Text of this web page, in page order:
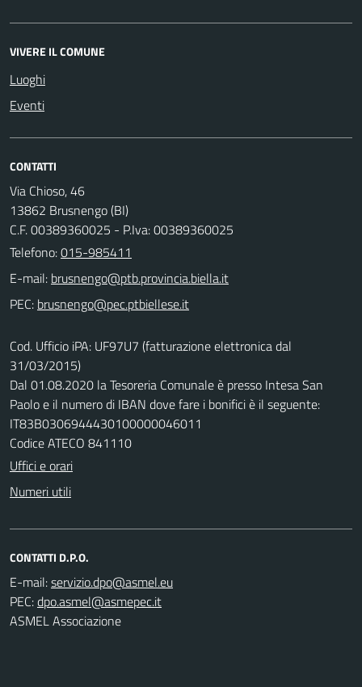
VIVERE IL COMUNE
Luoghi
Eventi
CONTATTI
Via Chioso, 46
13862 Brusnengo (BI)
C.F. 00389360025 - P.Iva: 00389360025
Telefono:015-985411
E-mail:
PEC:
Cod. Ufficio iPA: UF97U7 (fatturazione elettronica dal
31/03/2015)
Dal 01.08.2020 la Tesoreria Comunale è presso Intesa San
Paolo e il numero di IBAN dove fare i bonifici è il seguente:
IT83B0306944430100000046011
Codice ATECO 841110
Uffici e orari
Numeri utili
CONTATTI D.P.O.
E-mail:
PEC:
ASMEL Associazione